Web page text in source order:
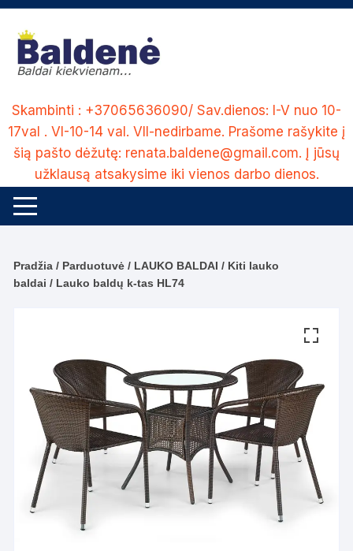
Skip
content
Skambinti : +37065636090/ Sav.dienos: I-V nuo 10-
17val . VI-10-14 val. VII-nedirbame. Prašome rašykite į
šią pašto dėžutę: renata.baldene@gmail.com. Į jūsų
užklausą atsakysime iki vienos darbo dienos.
Pradžia / Parduotuvė / LAUKO BALDAI / Kiti lauko
baldai / Lauko baldų k-tas HL74